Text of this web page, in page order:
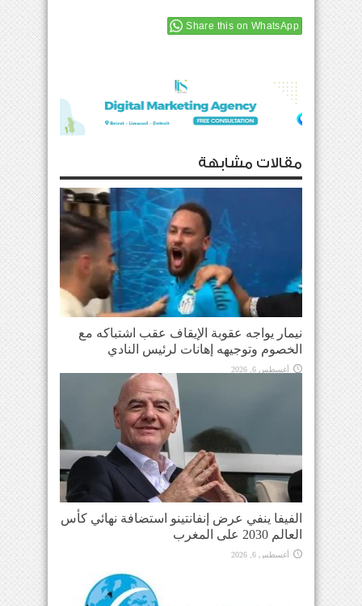
Share this on WhatsApp
مقالات مشابهة
نيمار يواجه عقوبة الإيقاف عقب اشتباكه مع
الخصوم وتوجيهه إهانات لرئيس النادي
أغسطس 6, 2026
الفيفا ينفي عرض إنفانتينو استضافة نهائي كأس
العالم 2030 على المغرب
أغسطس 6, 2026